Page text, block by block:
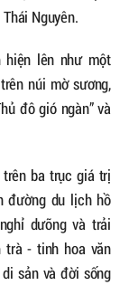
Nguyên.
hiện lên như một
núi mờ sương,
đô gió ngàn” và
ba trục giá trị
đường du lịch hồ
dưỡng và trải
trà - tinh hoa văn
sản và đời sống